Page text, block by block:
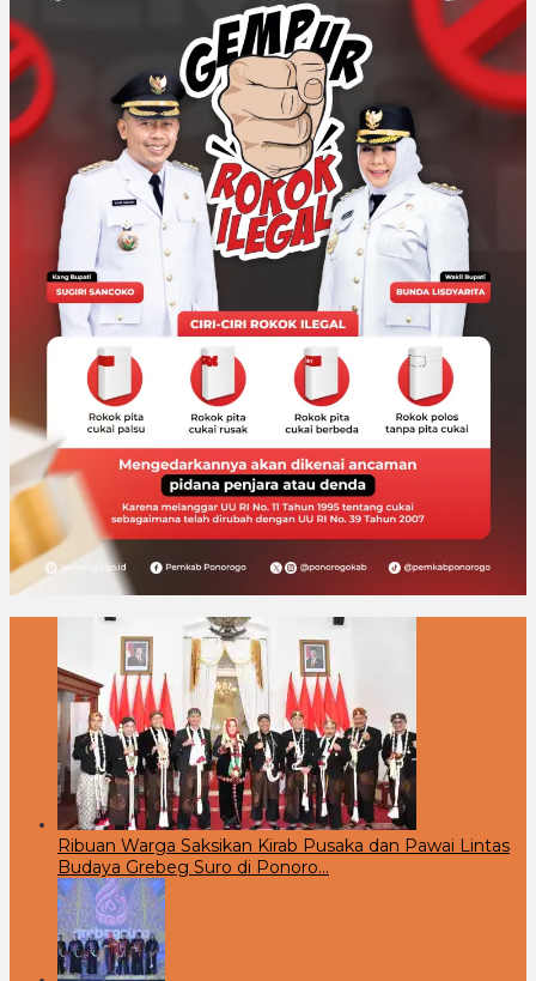
Ribuan Warga Saksikan Kirab Pusaka dan Pawai Lintas
Budaya Grebeg Suro di Ponoro…